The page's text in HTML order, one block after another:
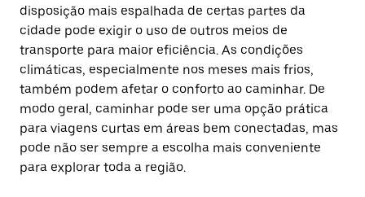
disposição mais espalhada de certas partes da
cidade pode exigir o uso de outros meios de
transporte para maior eficiência. As condições
climáticas, especialmente nos meses mais frios,
também podem afetar o conforto ao caminhar. De
modo geral, caminhar pode ser uma opção prática
para viagens curtas em áreas bem conectadas, mas
pode não ser sempre a escolha mais conveniente
para explorar toda a região.